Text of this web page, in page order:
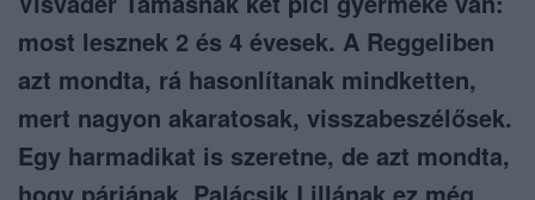
most lesznek 2 és 4 évesek. A Reggeliben
azt mondta, rá hasonlítanak mindketten,
mert nagyon akaratosak, visszabeszélősek.
Egy harmadikat is szeretne, de azt mondta,